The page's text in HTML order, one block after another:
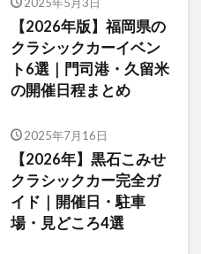
【2026年版】福岡県の
クラシックカーイベン
ト6選｜門司港・久留米
の開催日程まとめ
2025年7月16日
【2026年】黒石こみせ
クラシックカー完全ガ
イド｜開催日・駐車
場・見どころ4選